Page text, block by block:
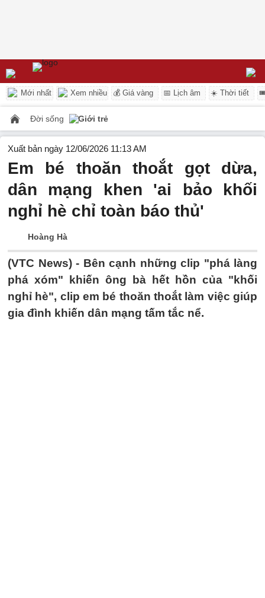
Mới nhất Xem nhiều 💰 Giá vàng 📅 Lịch âm ☀️ Thời tiết
Đời sống Giới trẻ
Xuất bản ngày 12/06/2026 11:13 AM
Em bé thoăn thoắt gọt dừa,
dân mạng khen 'ai bảo khối
nghỉ hè chỉ toàn báo thủ'
Hoàng Hà
(VTC News) - Bên cạnh những clip "phá làng
phá xóm" khiến ông bà hết hồn của "khối
nghỉ hè", clip em bé thoăn thoắt làm việc giúp
gia đình khiến dân mạng tấm tắc nể.